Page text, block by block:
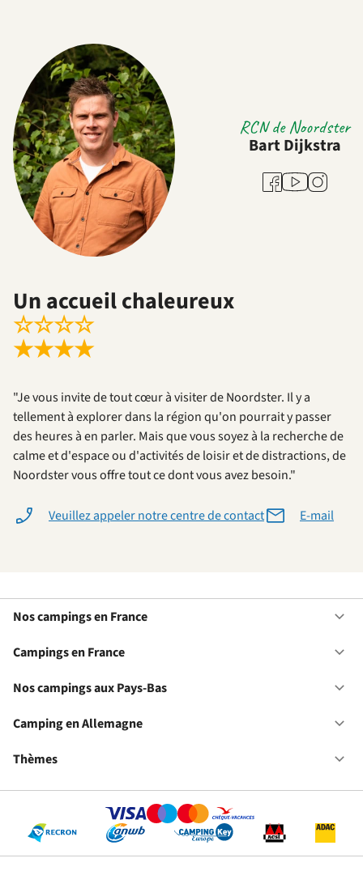
RCN de Noordster
Bart Dijkstra
Facebook
YoutubeInstagram
Un accueil chaleureux
☆☆☆☆
★★★★
"Je vous invite de tout cœur à visiter de Noordster. Il y a
tellement à explorer dans la région qu'on pourrait y passer
des heures à en parler. Mais que vous soyez à la recherche de
calme et d'espace ou d'activités de loisir et de distractions, de
Noordster vous offre tout ce dont vous avez besoin."
Veuillez appeler notre centre de contact E-mail
Nos campings en France
Campings en France
Nos campings aux Pays-Bas
Camping en Allemagne
Thèmes